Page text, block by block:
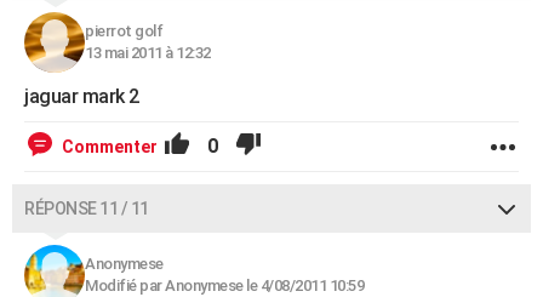
pierrot golf
13 mai 2011 à 12:32
jaguar mark 2
Commenter 0
RÉPONSE 11 / 11
Anonymese
Modifié par Anonymese le 4/08/2011 10:59